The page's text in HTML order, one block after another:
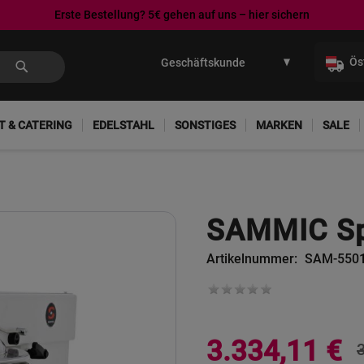
Erste Bestellung? 5€ gehen auf uns – hier sichern
& CATERING EDELSTAHL SONSTIGES MARKEN SALE
SAMMIC
Artikelnummer SAM-
Sonderangebot
3.334,11 €